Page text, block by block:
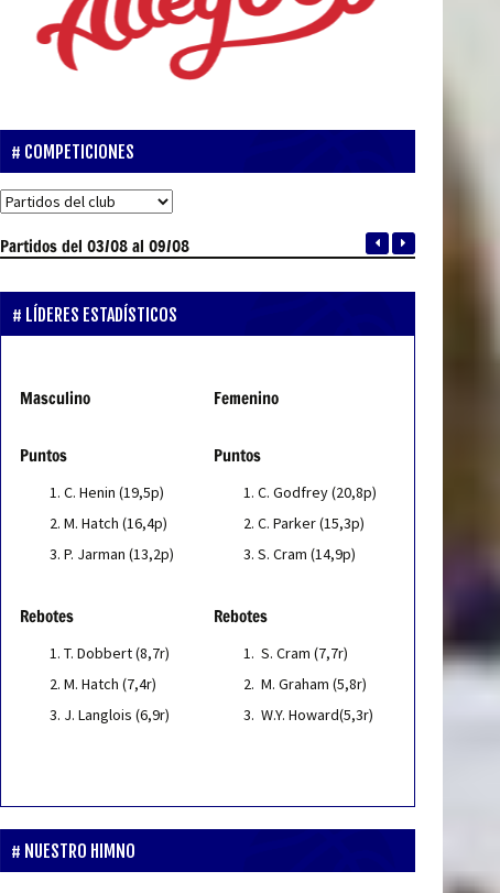
COMPETICIONES
Partidosdel 03/08 al 09/08
LÍDERES ESTADÍSTICOS
Masculino Femenino
Puntos
C. Henin (19,5p)
M. Hatch (16,4p)
P. Jarman (13,2p)
Puntos
C. Godfrey (20,8p)
C. Parker (15,3p)
S. Cram (14,9p)
Rebotes
T. Dobbert (8,7r)
M. Hatch (7,4r)
J. Langlois (6,9r)
Rebotes
S. Cram (7,7r)
M. Graham (5,8r)
W.Y. Howard(5,3r)
NUESTRO HIMNO